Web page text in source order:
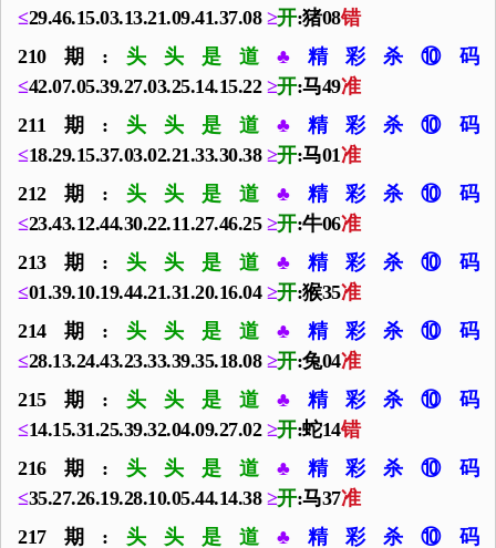
≤29.46.15.03.13.21.09.41.37.08≥开:猪08错
210期: 头头是道♣精彩杀⑩码
≤42.07.05.39.27.03.25.14.15.22≥开:马49准
211期: 头头是道♣精彩杀⑩码
≤18.29.15.37.03.02.21.33.30.38≥开:马01准
212期: 头头是道♣精彩杀⑩码
≤23.43.12.44.30.22.11.27.46.25≥开:牛06准
213期: 头头是道♣精彩杀⑩码
≤01.39.10.19.44.21.31.20.16.04≥开:猴35准
214期: 头头是道♣精彩杀⑩码
≤28.13.24.43.23.33.39.35.18.08≥开:兔04准
215期: 头头是道♣精彩杀⑩码
≤14.15.31.25.39.32.04.09.27.02≥开:蛇14错
216期: 头头是道♣精彩杀⑩码
≤35.27.26.19.28.10.05.44.14.38≥开:马37准
217期: 头头是道♣精彩杀⑩码